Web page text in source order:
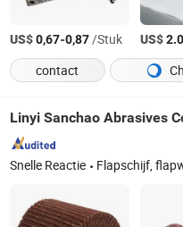
US$0,67-0,87/Stuk US$
contact
Linyi Sanchao Abrasives
Snelle Reactie Flapschijf, flapwiel, schuurband, flapwiel